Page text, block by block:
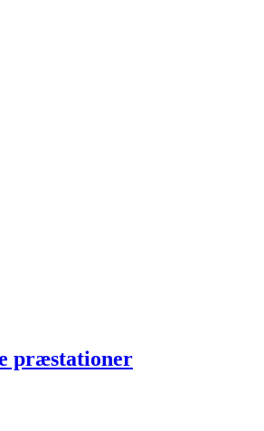
præstationer